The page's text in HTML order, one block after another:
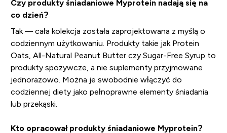
Czy produkty śniadaniowe Myprotein nadają się na
co dzień?
Tak — cała kolekcja została zaprojektowana z myślą o
codziennym użytkowaniu. Produkty takie jak Protein
Oats, All-Natural Peanut Butter czy Sugar-Free Syrup to
produkty spożywcze, a nie suplementy przyjmowane
jednorazowo. Można je swobodnie włączyć do
codziennej diety jako pełnoprawne elementy śniadania
lub przekąski.
Kto opracował produkty śniadaniowe Myprotein?